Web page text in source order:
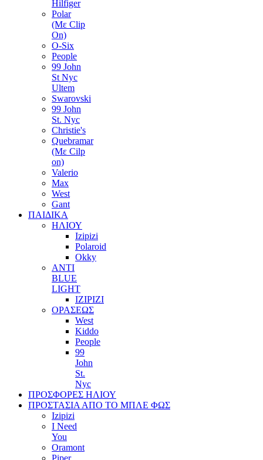
Hilfiger
Polar
(Με Clip
On)
O-Six
People
99 John
St Nyc
Ultem
Swarovski
99 John
St. Nyc
Christie's
Quebramar
(Με Cilp
on)
Valerio
Max
West
Gant
ΠΑΙΔΙΚΑ
ΗΛΙΟΥ
Izipizi
Polaroid
Okky
ANTI
BLUE
LIGHT
IZIPIZI
ΟΡΑΣΕΩΣ
West
Kiddo
People
99
John
St.
Nyc
ΠΡΟΣΦΟΡΕΣ ΗΛΙΟΥ
ΠΡΟΣΤΑΣΙΑ ΑΠΟ ΤΟ ΜΠΛΕ ΦΩΣ
Izipizi
I Need
You
Oramont
Piper